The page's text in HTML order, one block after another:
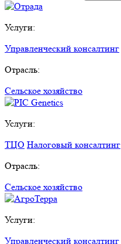
Услуги:
Управленческий консалтинг
Отрасль:
Сельское хозяйство
Услуги:
ТЦО Налоговый консалтинг
Отрасль:
Сельское хозяйство
Услуги:
Управленческий консалтинг